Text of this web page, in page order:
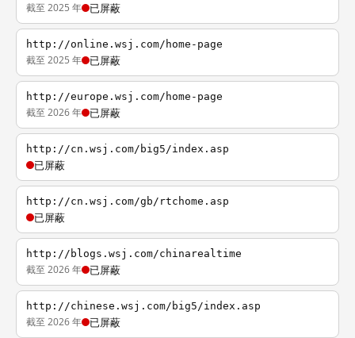
截至 2025 年 已屏蔽
http://online.wsj.com/home-page
截至 2025 年 已屏蔽
http://europe.wsj.com/home-page
截至 2026 年 已屏蔽
http://cn.wsj.com/big5/index.asp
已屏蔽
http://cn.wsj.com/gb/rtchome.asp
已屏蔽
http://blogs.wsj.com/chinarealtime
截至 2026 年 已屏蔽
http://chinese.wsj.com/big5/index.asp
截至 2026 年 已屏蔽